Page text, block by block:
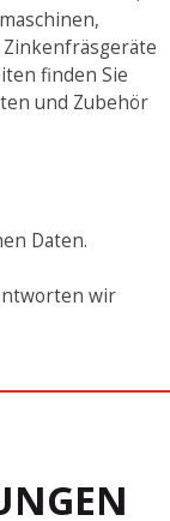
finden Sie
und Zubehör
Daten.
wir